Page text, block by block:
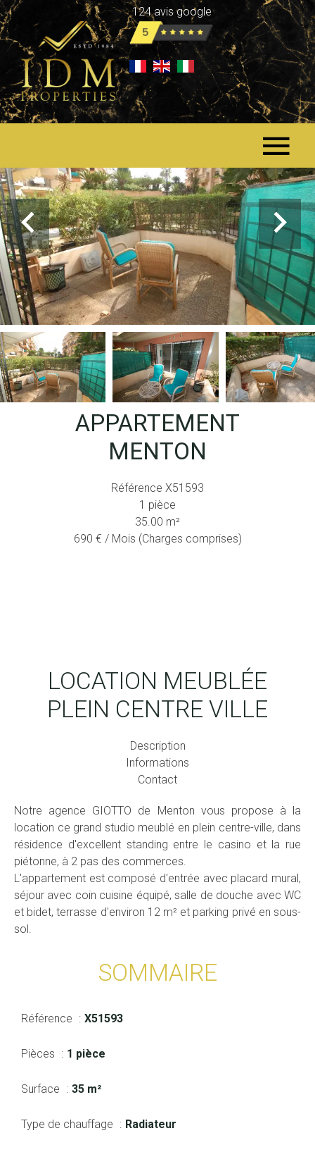
124 avis google
APPARTEMENT
MENTON
Référence X51593
1 pièce
35.00 m²
690 € / Mois (Charges comprises)
LOCATION MEUBLÉE
PLEIN CENTRE VILLE
Description
Informations
Contact
Notre agence GIOTTO de Menton vous propose à la
location ce grand studio meublé en plein centre-ville, dans
résidence d'excellent standing entre le casino et la rue
piétonne, à 2 pas des commerces.
L'appartement est composé d'entrée avec placard mural,
séjour avec coin cuisine équipé, salle de douche avec WC
et bidet, terrasse d'environ 12 m² et parking privé en sous-
sol.
SOMMAIRE
Référence X51593
Pièces 1 pièce
Surface 35 m²
Type de chauffage Radiateur